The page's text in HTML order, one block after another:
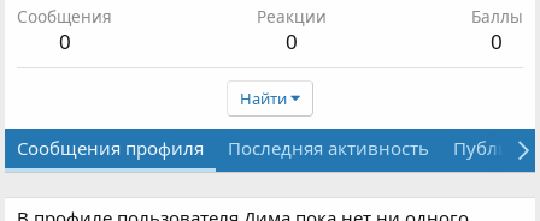
Сообщения
0
Реакции
0
Баллы
0
Найти
Сообщения профиля Последняя активность